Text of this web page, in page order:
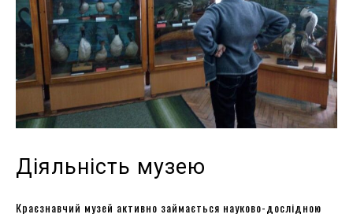
Діяльність музею
Краєзнавчий музей активно займається науково-дослідною